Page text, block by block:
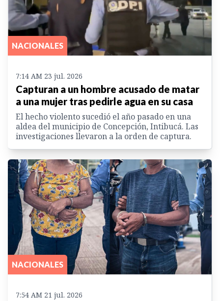
NACIONALES
7:14 AM 23 jul. 2026
Capturan a un hombre acusado de matar
a una mujer tras pedirle agua en su casa
El hecho violento sucedió el año pasado en una
aldea del municipio de Concepción, Intibucá. Las
investigaciones llevaron a la orden de captura.
NACIONALES
7:54 AM 21 jul. 2026